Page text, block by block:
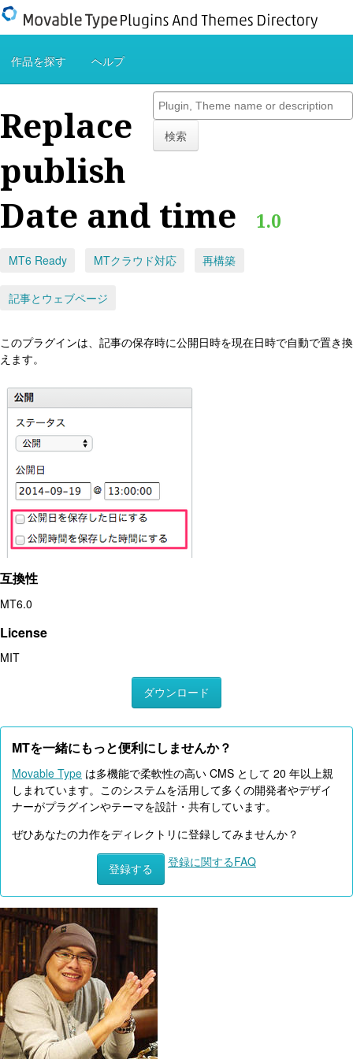
作品を探す ヘルプ
検索
Replace
publish
Date and time
1.0
MT6 Ready MTクラウド対応 再構築
記事とウェブページ
このプラグインは、記事の保存時に公開日時を現在日時で自動で置き換
えます。
互換性
MT6.0
License
MIT
ダウンロード
MTを一緒にもっと便利にしませんか？
Movable Type は多機能で柔軟性の高い CMS として 20 年以上親
しまれています。このシステムを活用して多くの開発者やデザイ
ナーがプラグインやテーマを設計・共有しています。
ぜひあなたの力作をディレクトリに登録してみませんか？
登録する 登録に関するFAQ